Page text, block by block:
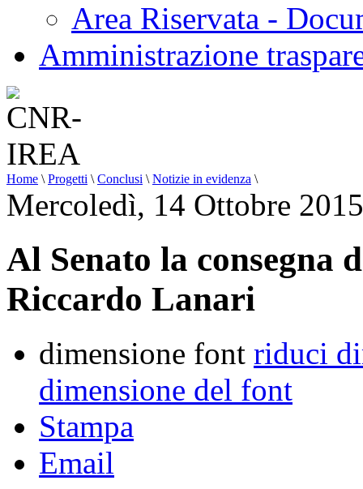
Area Riservata -
Amministrazione
Home \ Progetti \ Conclusi \ Notizie in evidenza \
Mercoledì, 14 Ottobre
Al Senato la consegna
Riccardo Lanari
dimensione font riduci
dimensione del font
Stampa
Email